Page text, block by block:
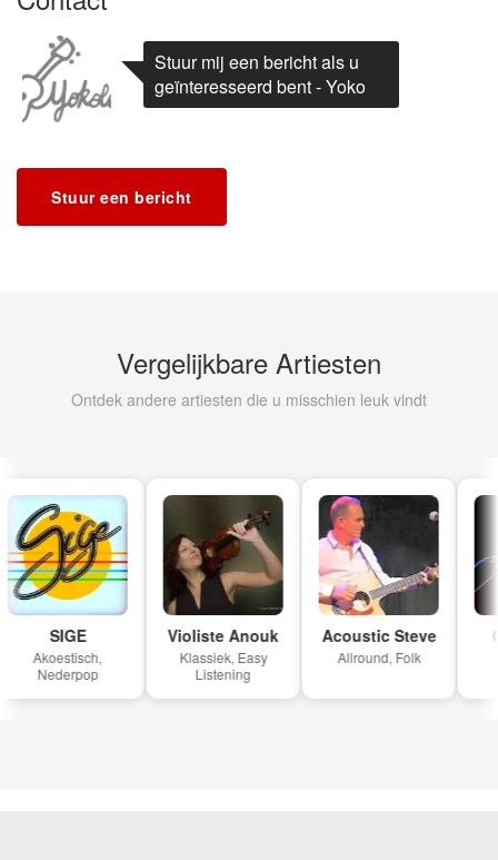
Stuur mij een bericht als u
geïnteresseerd bent - Yoko
Stuur een bericht
Vergelijkbare Artiesten
Ontdek andere artiesten die u misschien leuk vindt
SIGE
Akoestisch,
Nederpop
Violiste Anouk
Klassiek, Easy
Listening
Acoustic Steve
Allround, Folk